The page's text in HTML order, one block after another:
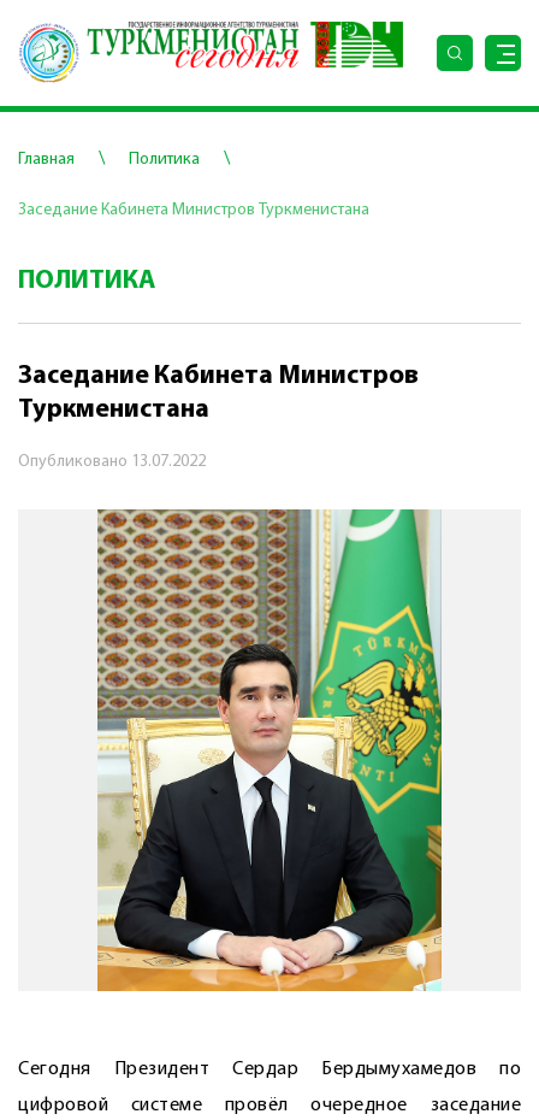
Главная \ Политика \
Заседание Кабинета Министров Туркменистана
ПОЛИТИКА
Заседание Кабинета Министров
Туркменистана
Опубликовано 13.07.2022
Сегодня Президент Сердар Бердымухамедов по
цифровой системе провёл очередное заседание